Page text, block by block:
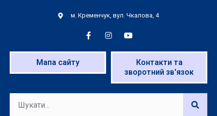
м. Кременчук, вул. Чкалова, 4
Мапа сайту
Контакти та
зворотний зв'язок